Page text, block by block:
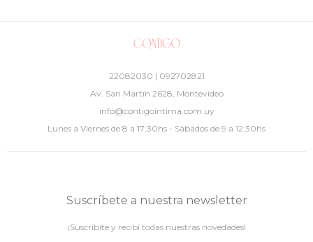
22082030 | 092702821
Av. San Martín 2628, Montevideo
info@contigointima.com.uy
Lunes a Viernes de 8 a 17:30hs - Sábados de 9 a 12:30hs
Suscríbete a nuestra newsletter
¡Suscribite y recibí todas nuestras novedades!